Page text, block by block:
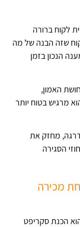
לקוח ברורה
שזה הבנה של מה
הנכון בזמן
האמון,
מרגיש בטוח יותר
מחזק את
הסגירה
מכירה
הכנת סקריפט